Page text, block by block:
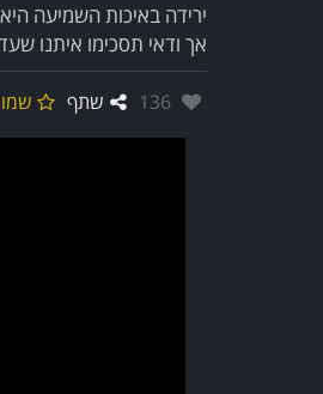
ירידה באיכות השמיעה
אך ודאי תסכימו איתנו
אהבו:
136 שתף